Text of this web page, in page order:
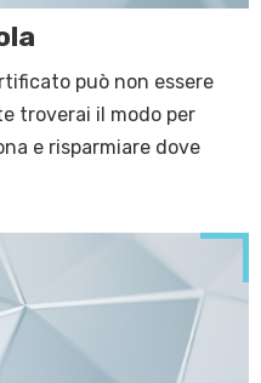
può non essere
troverai il modo per
e risparmiare dove